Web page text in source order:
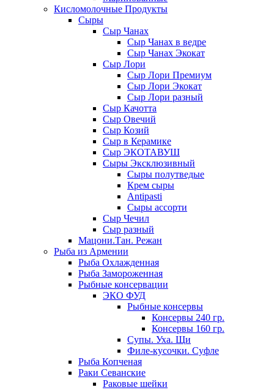
Кисломолочные Продукты
Сыры
Сыр Чанах
Сыр Чанах в ведре
Сыр Чанах Экокат
Сыр Лори
Сыр Лори Премиум
Сыр Лори Экокат
Сыр Лори разный
Сыр Качотта
Сыр Овечий
Сыр Козий
Сыр в Керамике
Сыр ЭКОТАВУШ
Сыры Эксклюзивный
Сыры полутведые
Крем сыры
Antipasti
Сыры ассорти
Сыр Чечил
Сыр разный
Мацони.Тан. Режан
Рыба из Армении
Рыба Охлажденная
Рыба Замороженная
Рыбные консервации
ЭКО ФУД
Рыбные консервы
Консервы 240 гр.
Консервы 160 гр.
Супы. Уха. Щи
Филе-кусочки. Суфле
Рыба Копченая
Раки Севанские
Раковые шейки